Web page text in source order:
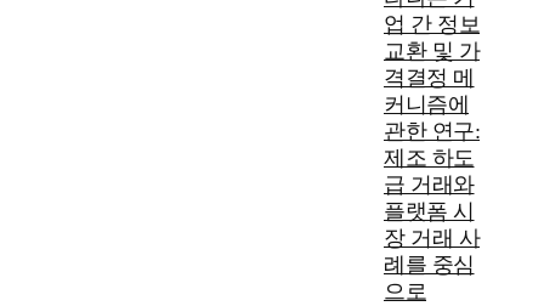
업 간 정보
교환 및 가
격결정 메
커니즘에
관한 연구:
제조 하도
급 거래와
플랫폼 시
장 거래 사
례를 중심
으로